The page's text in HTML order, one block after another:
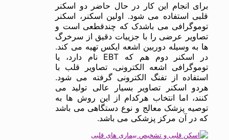
برای انجام این کار در حال حاضر دو اسکنر
قلبی استفاده می شود. اولین اسکنر، اسکنر
توموگرافی می باشدک که چندقطعی است و
تصاویر عرضی را با جزییات دقیق از سرخرگ
ها به وسیله دوربین اشعه ایکس تهیه می کند.
در اسکنر دوم هم که EBT نام دارد، یا
توموگرافی اشعه الکترونی، تصاویر قلب با
استفاده از تفنگ الکترونی گرفته می شود.
هردو اسکنر تصاویر بسیار عالی تولید می
کنند، اما انتخاب هرکدام از این روش ها به
توصیه پزشک معالج و نوع دستگاهی می باشد
که در آن مرکز پزشکی می باشد.